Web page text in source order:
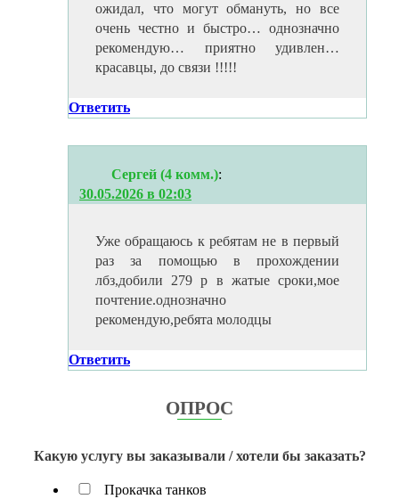
ожидал, что могут обмануть, но все
очень честно и быстро… однозначно
рекомендую… приятно удивлен…
красавцы, до связи !!!!!
Ответить
Сергей (4 комм.):
30.05.2026 в 02:03
Уже обращаюсь к ребятам не в первый
раз за помощью в прохождении
лбз,добили 279 р в жатые сроки,мое
почтение.однозначно
рекомендую,ребята молодцы
Ответить
ОПРОС
Какую услугу вы заказывали / хотели бы заказать?
Прокачка танков